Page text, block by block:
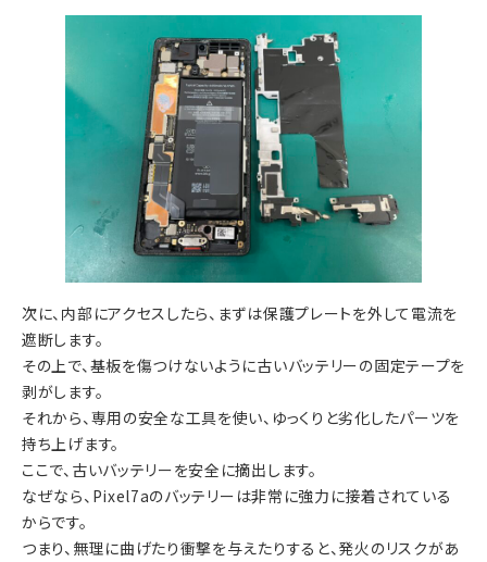
次に、内部にアクセスしたら、まずは保護プレートを外して電流を
遮断します。
その上で、基板を傷つけないように古いバッテリーの固定テープを
剥がします。
それから、専用の安全な工具を使い、ゆっくりと劣化したパーツを
持ち上げます。
ここで、古いバッテリーを安全に摘出します。
なぜなら、Pixel7aのバッテリーは非常に強力に接着されている
からです。
つまり、無理に曲げたり衝撃を与えたりすると、発火のリスクがあ